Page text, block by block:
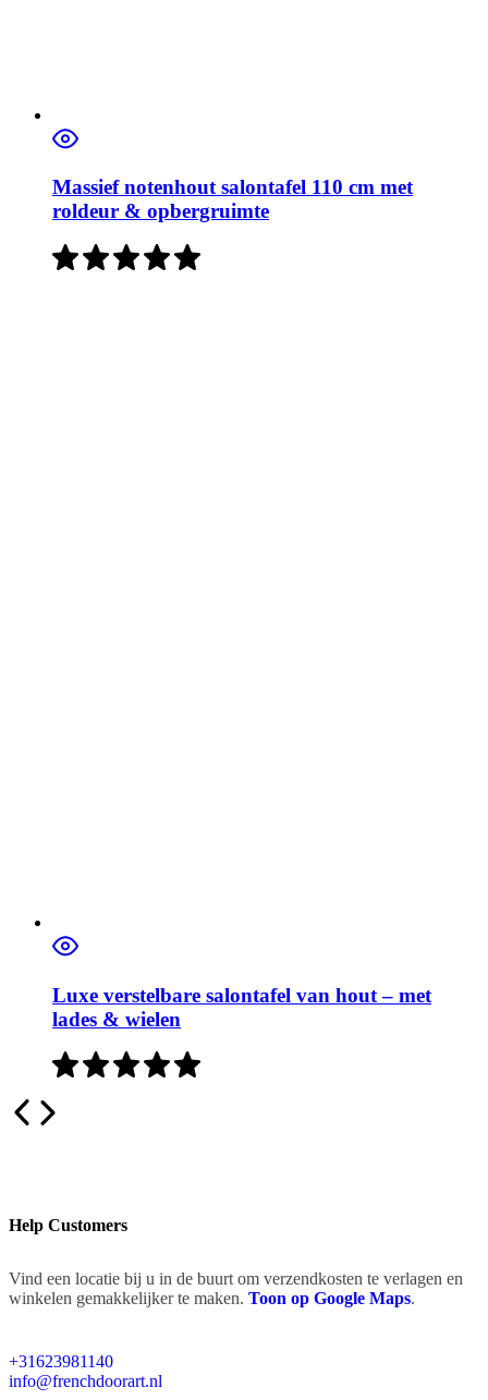
Massief notenhout salontafel 110 cm met
roldeur & opbergruimte
Luxe verstelbare salontafel van hout – met
lades & wielen
Help Customers
Vind een locatie bij u in de buurt om verzendkosten te verlagen en
winkelen gemakkelijker te maken. Toon op Google Maps.
+31623981140
info@frenchdoorart.nl